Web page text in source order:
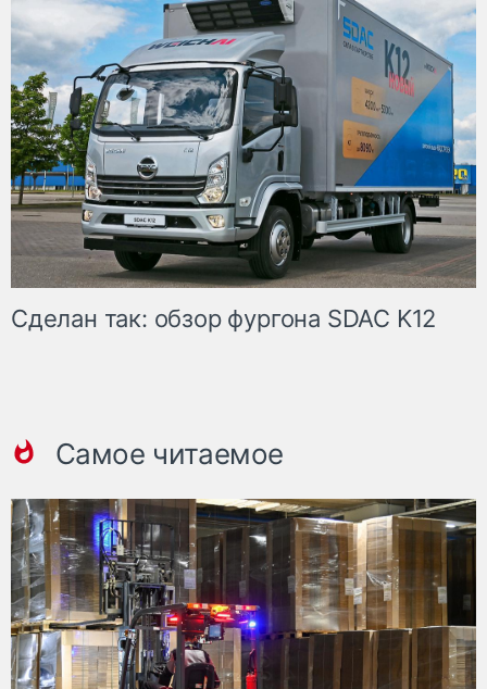
Сделан так: обзор фургона SDAC K12
Самое читаемое